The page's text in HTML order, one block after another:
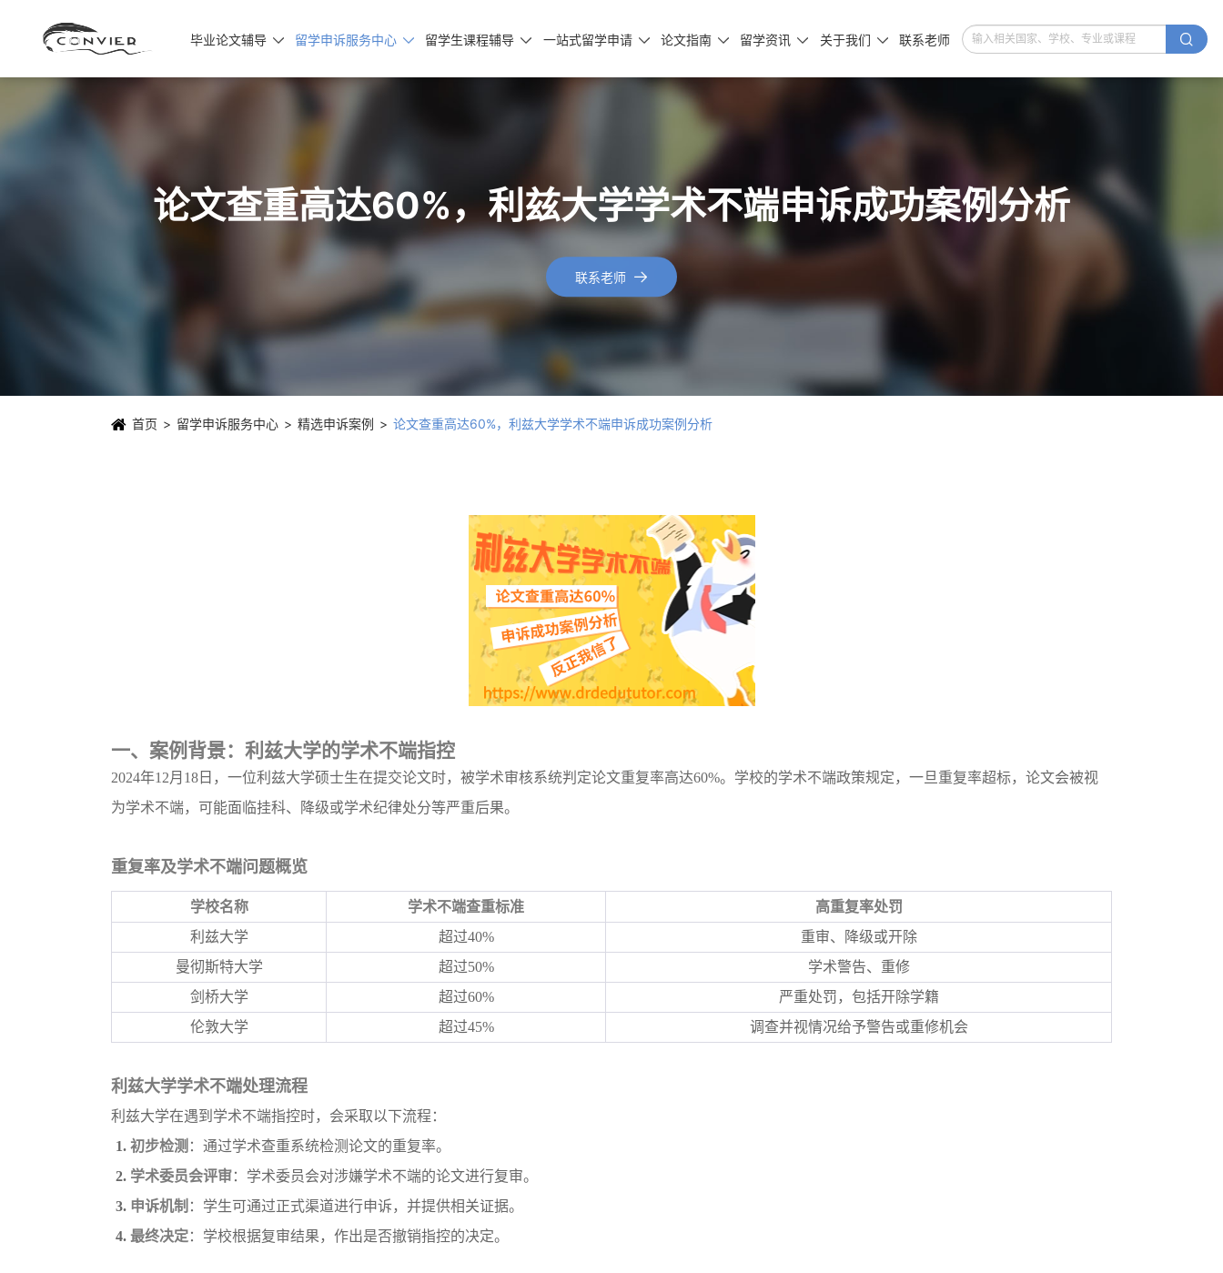
毕业论文辅导  留学申诉服务中心  留学生课程辅导  一站式留学申请  论文指南  留学资讯  关于我们  联系老师 
论文查重高达60%，利兹大学学术不端申诉成功案例分析
联系老师 
首页 留学申诉服务中心 精选申诉案例 论文查重高达60%，利兹大学学术不端申诉成功案例分析
一、案例背景：利兹大学的学术不端指控
2024年12月18日，一位利兹大学硕士生在提交论文时，被学术审核系统判定论文重复率高达60%。学校的学术不端政策规定，一旦重复率超标，论文会被视
为学术不端，可能面临挂科、降级或学术纪律处分等严重后果。
重复率及学术不端问题概览
学校名称 学术不端查重标准
高重复率处罚
利兹大学
超过40%
重审、降级或开除
曼彻斯特大学
超过50%
学术警告、重修
剑桥大学
超过60%
严重处罚，包括开除学籍
伦敦大学
超过45% 调查并视情况给予警告或重修机会
利兹大学学术不端处理流程
利兹大学在遇到学术不端指控时，会采取以下流程：
1. 初步检测 ：通过学术查重系统检测论文的重复率。
2. 学术委员会评审：学术委员会对涉嫌学术不端的论文进行复审。
3. 申诉机制 ：学生可通过正式渠道进行申诉，并提供相关证据。
4. 最终决定：学校根据复审结果，作出是否撤销指控的决定。